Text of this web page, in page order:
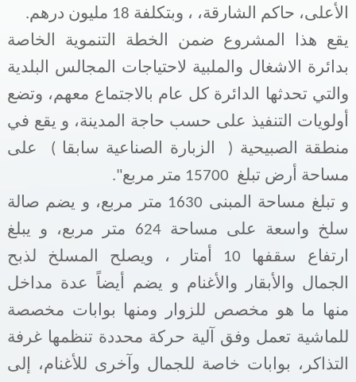
الأعلى، حاكم الشارقة، ، وبتكلفة 18 مليون درهم.
يقع هذا المشروع ضمن الخطة التنموية الخاصة
بدائرة الاشغال والملبية لاحتياجات المجالس البلدية
والتي تحدثها الدائرة كل عام بالاجتماع معهم، وتضع
أولويات التنفيذ على حسب حاجة المدينة، و يقع في
منطقة الصبيحية ( الزبارة الصناعية سابقا ) على
مساحة أرض تبلغ 15700 متر مربع".
و تبلغ مساحة المبنى 1630 متر مربع، و يضم صالة
سلخ واسعة على مساحة 624 متر مربع، و يبلغ
ارتفاع سقفها 10 أمتار ، ويصلح المسلخ لذبح
الجمال والأبقار والأغنام و يضم أيضاً عدة مداخل
منها ما هو مخصص للزوار ومنها بوابات مخصصة
للماشية تعمل وفق آلية حركة محددة تنظمها غرفة
التذاكر، بوابات خاصة للجمال وآخرى للأغنام، إلى